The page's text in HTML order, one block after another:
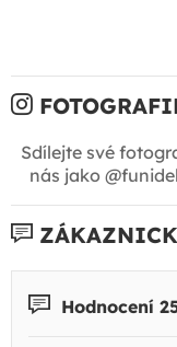
Sdílejte své
nás jako
Hodnocení